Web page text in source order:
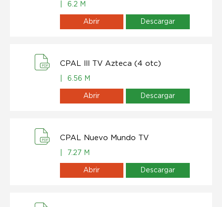
6.2 M
Abrir Descargar
CPAL lll TV Azteca (4 otc)
6.56 M
Abrir Descargar
CPAL Nuevo Mundo TV
7.27 M
Abrir Descargar